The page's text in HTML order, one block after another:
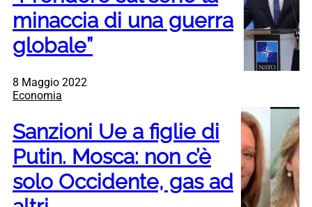
minaccia di una guerra
globale”
8 Maggio 2022
Economia
Sanzioni Ue a figlie di
Putin. Mosca: non c’è
solo Occidente, gas ad